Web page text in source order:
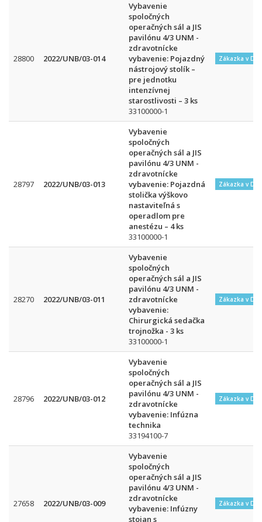
28800 2022/UNB/03-014
Vybavenie
spoločných
operačných sál a JIS
pavilónu 4/3 UNM -
zdravotnícke
vybavenie: Pojazdný
nástrojový stolík –
pre jednotku
intenzívnej
starostlivosti – 3 ks
33100000-1
Zákazka v
28797 2022/UNB/03-013
Vybavenie
spoločných
operačných sál a JIS
pavilónu 4/3 UNM -
zdravotnícke
vybavenie: Pojazdná
stolička výškovo
nastaviteľná s
operadlom pre
anestézu – 4 ks
33100000-1
Zákazka v
28270 2022/UNB/03-011
Vybavenie
spoločných
operačných sál a JIS
pavilónu 4/3 UNM -
zdravotnícke
vybavenie:
Chirurgická sedačka
trojnožka - 3 ks
33100000-1
Zákazka v
28796 2022/UNB/03-012
Vybavenie
spoločných
operačných sál a JIS
pavilónu 4/3 UNM -
zdravotnícke
vybavenie: Infúzna
technika
33194100-7
Zákazka v
27658 2022/UNB/03-009
Vybavenie
spoločných
operačných sál a JIS
pavilónu 4/3 UNM -
zdravotnícke
vybavenie: Infúzny
stojan s
Zákazka v